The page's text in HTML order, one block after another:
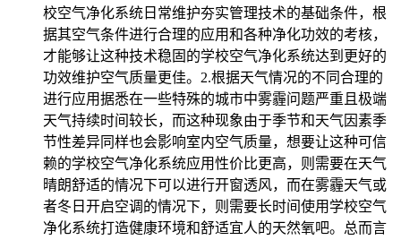
校空气净化系统日常维护夯实管理技术的基础条件，根
据其空气条件进行合理的应用和各种净化功效的考核，
才能够让这种技术稳固的学校空气净化系统达到更好的
功效维护空气质量更佳。2.根据天气情况的不同合理的
进行应用据悉在一些特殊的城市中雾霾问题严重且极端
天气持续时间较长，而这种现象由于季节和天气因素季
节性差异同样也会影响室内空气质量，想要让这种可信
赖的学校空气净化系统应用性价比更高，则需要在天气
晴朗舒适的情况下可以进行开窗透风，而在雾霾天气或
者冬日开启空调的情况下，则需要长时间使用学校空气
净化系统打造健康环境和舒适宜人的天然氧吧。总而言